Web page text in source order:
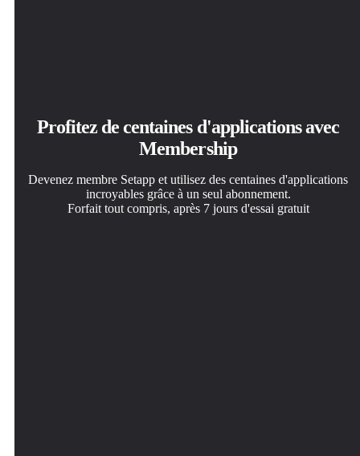
Profitez de centaines d'applications avec
Membership
Devenez membre Setapp et utilisez des centaines d'applications
incroyables grâce à un seul abonnement.
Forfait tout compris, après 7 jours d'essai gratuit